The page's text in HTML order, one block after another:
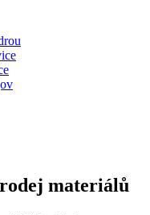
materiálů